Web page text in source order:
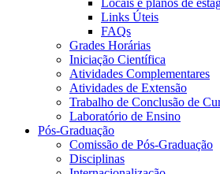
Locais e planos de
Links Úteis
FAQs
Grades Horárias
Iniciação Científica
Atividades Complementares
Atividades de Extensão
Trabalho de Conclusão de
Laboratório de Ensino
Pós-Graduação
Comissão de Pós-Graduação
Disciplinas